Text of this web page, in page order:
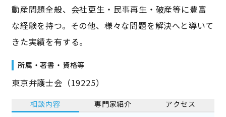
動産問題全般、会社更生・民事再生・破産等に豊富
な経験を持つ。その他、様々な問題を解決へと導いて
きた実績を有する。
所属・著書・資格等
東京弁護士会（19225）
相談内容 専門家紹介 アクセス